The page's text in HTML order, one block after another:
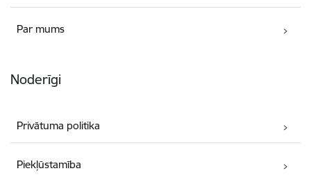
Par mums
Noderīgi
Privātuma politika
Piekļūstamība